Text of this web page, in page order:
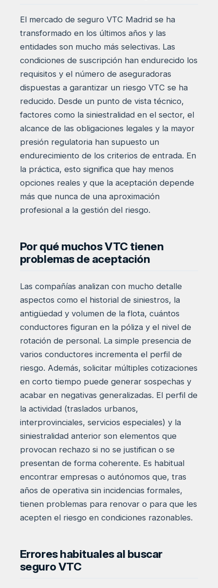
El mercado de seguro VTC Madrid se ha
transformado en los últimos años y las
entidades son mucho más selectivas. Las
condiciones de suscripción han endurecido los
requisitos y el número de aseguradoras
dispuestas a garantizar un riesgo VTC se ha
reducido. Desde un punto de vista técnico,
factores como la siniestralidad en el sector, el
alcance de las obligaciones legales y la mayor
presión regulatoria han supuesto un
endurecimiento de los criterios de entrada. En
la práctica, esto significa que hay menos
opciones reales y que la aceptación depende
más que nunca de una aproximación
profesional a la gestión del riesgo.
Por qué muchos VTC tienen
problemas de aceptación
Las compañías analizan con mucho detalle
aspectos como el historial de siniestros, la
antigüedad y volumen de la flota, cuántos
conductores figuran en la póliza y el nivel de
rotación de personal. La simple presencia de
varios conductores incrementa el perfil de
riesgo. Además, solicitar múltiples cotizaciones
en corto tiempo puede generar sospechas y
acabar en negativas generalizadas. El perfil de
la actividad (traslados urbanos,
interprovinciales, servicios especiales) y la
siniestralidad anterior son elementos que
provocan rechazo si no se justifican o se
presentan de forma coherente. Es habitual
encontrar empresas o autónomos que, tras
años de operativa sin incidencias formales,
tienen problemas para renovar o para que les
acepten el riesgo en condiciones razonables.
Errores habituales al buscar
seguro VTC